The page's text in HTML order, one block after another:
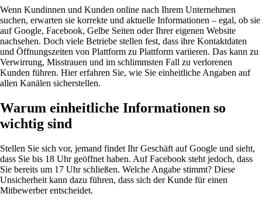
Wenn Kundinnen und Kunden online nach Ihrem Unternehmen
suchen, erwarten sie korrekte und aktuelle Informationen – egal, ob sie
auf Google, Facebook, Gelbe Seiten oder Ihrer eigenen Website
nachsehen. Doch viele Betriebe stellen fest, dass ihre Kontaktdaten
und Öffnungszeiten von Plattform zu Plattform variieren. Das kann zu
Verwirrung, Misstrauen und im schlimmsten Fall zu verlorenen
Kunden führen. Hier erfahren Sie, wie Sie einheitliche Angaben auf
allen Kanälen sicherstellen.
Warum einheitliche Informationen so
wichtig sind
Stellen Sie sich vor, jemand findet Ihr Geschäft auf Google und sieht,
dass Sie bis 18 Uhr geöffnet haben. Auf Facebook steht jedoch, dass
Sie bereits um 17 Uhr schließen. Welche Angabe stimmt? Diese
Unsicherheit kann dazu führen, dass sich der Kunde für einen
Mitbewerber entscheidet.